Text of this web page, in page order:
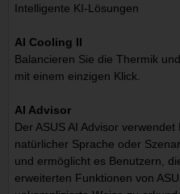
Intelligente KI-Lösungen
AI Cooling II
Balancieren Sie die Thermik
mit einem einzigen Klick.
AI Advisor
Der ASUS AI Advisor
natürlicher Sprache oder
und ermöglicht es Benutzern,
erweiterten Funktionen von